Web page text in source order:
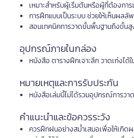
เหมาะสำหรับผู้เริ่มต้นหรือผู้ที่ต้องกา
การฝึกแบบเป็นระบบ ช่วยให้เห็นผลลั
สอนเทคนิคการวาดขั้นพื้นฐานถึงขั้นสู
อุปกรณ์ภายในกล่อง
หนังสือ ตารางฝึกเจาะลึก วาดเก่งได้ใ
หมายเหตุและการรับประกัน
หนังสือเล่มนี้ไม่ได้รวมอุปกรณ์การวา
คำแนะนำและข้อควรระวัง
ควรฝึกฝนอย่างสม่ำเสมอเพื่อให้เกิ